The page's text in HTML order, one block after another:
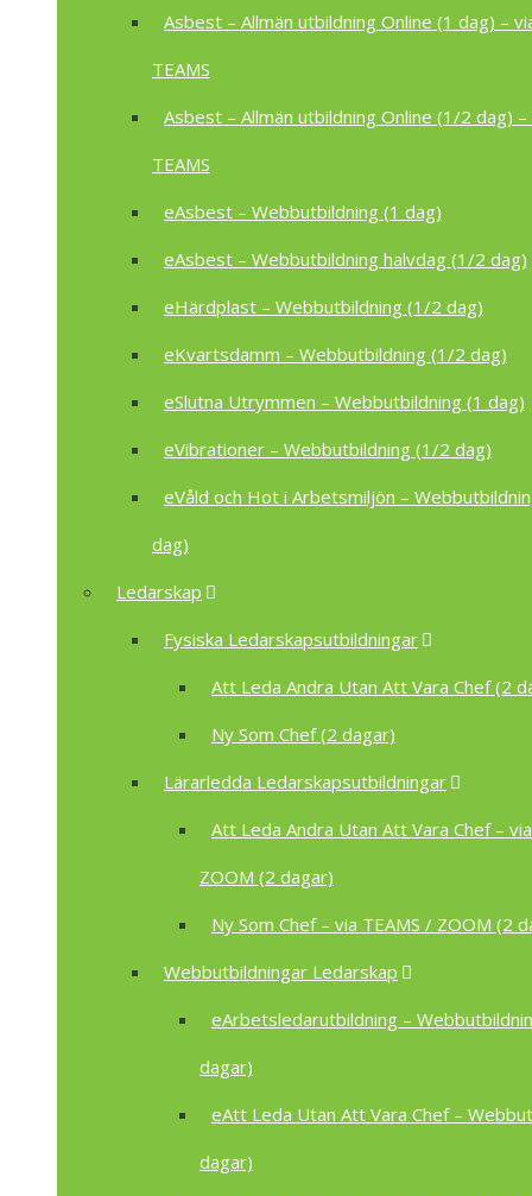
Asbest – Allmän utbildning Online (1 dag) –
TEAMS
Asbest – Allmän utbildning Online (1/2 dag) –
TEAMS
eAsbest – Webbutbildning (1 dag)
eAsbest – Webbutbildning halvdag (1/2 dag)
eHärdplast – Webbutbildning (1/2 dag)
eKvartsdamm – Webbutbildning (1/2 dag)
eSlutna Utrymmen – Webbutbildning (1 dag)
eVibrationer – Webbutbildning (1/2 dag)
eVåld och Hot i Arbetsmiljön –
dag)
Ledarskap
Fysiska Ledarskapsutbildningar
Att Leda Andra Utan Att Vara Chef (2
Ny Som Chef (2 dagar)
Lärarledda Ledarskapsutbildningar
Att Leda Andra Utan Att Vara Chef –
ZOOM (2 dagar)
Ny Som Chef – via TEAMS / ZOOM (2
Webbutbildningar Ledarskap
eArbetsledarutbildning –
dagar)
eAtt Leda Utan Att Vara Chef –
dagar)